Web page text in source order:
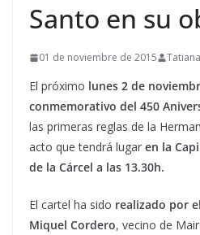
Santo en su
01 de noviembre de 2015
El próximo lunes 2 de
conmemorativo del 450
las primeras reglas de la
acto que tendrá lugar en la
de la Cárcel a las 13.30h.
El cartel ha sido realizado por
Miquel Cordero, vecino de